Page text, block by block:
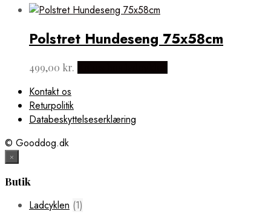
Polstret Hundeseng 75x58cm
499,00 kr.
Kontakt os
Returpolitik
Databeskyttelseserklæring
© Gooddog.dk
×
Butik
Ladcyklen (1)